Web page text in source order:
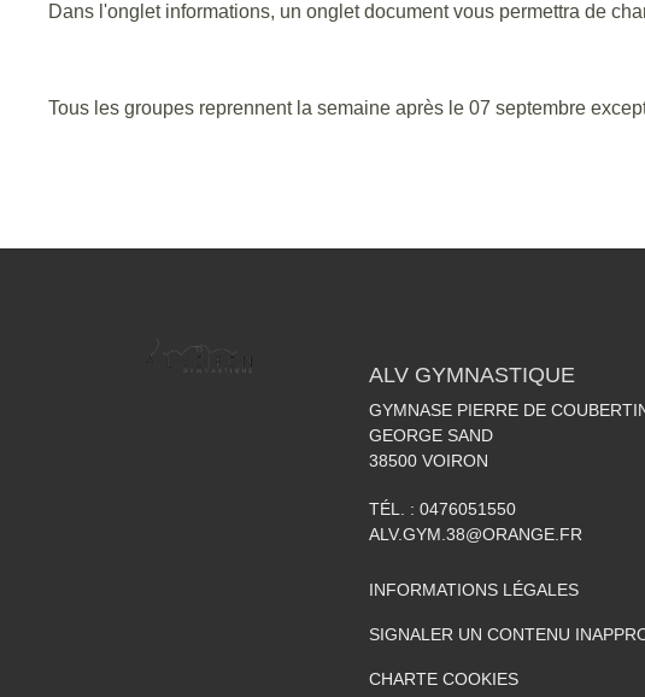
Dans l'onglet informations, un onglet document vous permettra de
Tous les groupes reprennent la semaine après le 07 septembre
ALV GYMNASTIQUE
GYMNASE PIERRE DE
GEORGE SAND
38500 VOIRON
TÉL. :0476051550
ALV.GYM.38@ORANGE.FR
INFORMATIONS LÉGALES
SIGNALER UN CONTENU
CHARTE COOKIES